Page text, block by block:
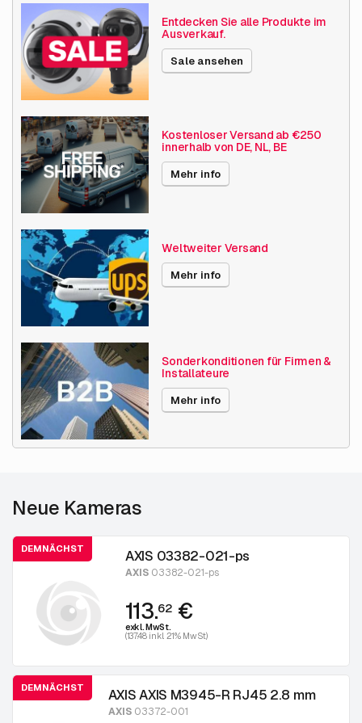
Entdecken Sie alle Produkte im
Ausverkauf.
Sale ansehen
Kostenloser Versand ab €250
innerhalb von DE, NL, BE
Mehr info
Weltweiter Versand
Mehr info
Sonderkonditionen für Firmen &
Installateure
Mehr info
Neue Kameras
DEMNÄCHST AXIS 03382-021-ps
AXIS 03382-021-ps
113.62 €
exkl. MwSt.
(137.48 inkl. 21% MwSt)
DEMNÄCHST AXIS AXIS M3945-R RJ45 2.8 mm
AXIS03372-001